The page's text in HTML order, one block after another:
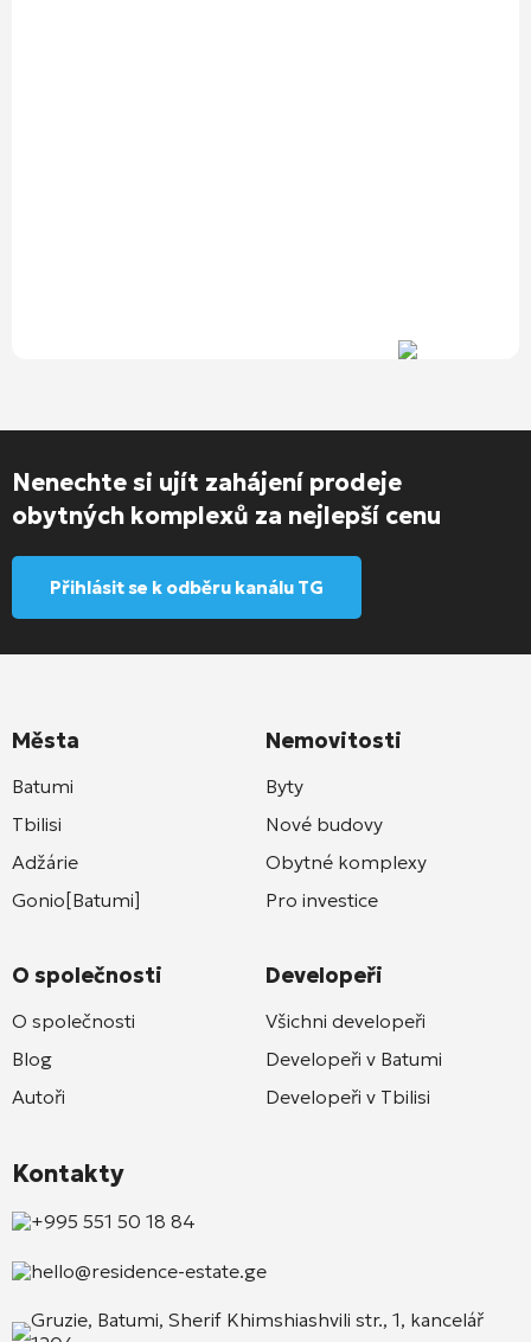
Nenechte si ujít zahájení prodeje
obytných komplexů za nejlepší cenu
Přihlásit se k odběru kanálu TG
Města
Batumi
Tbilisi
Adžárie
Gonio[Batumi]
O společnosti
O společnosti
Blog
Autoři
Nemovitosti
Byty
Nové budovy
Obytné komplexy
Pro investice
Developeři
Všichni developeři
Developeři v Batumi
Developeři v Tbilisi
Kontakty
+995 551 50 18 84
hello@residence-estate.ge
Gruzie, Batumi, Sherif Khimshiashvili str., 1, kancelář